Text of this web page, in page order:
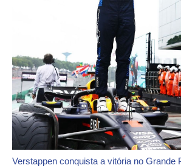
Verstappen conquista a vitória no Grande